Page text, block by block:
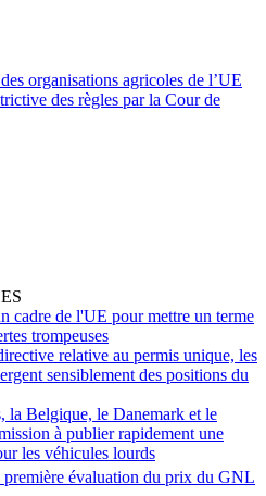
organisations agricoles de l’UE
des règles par la Cour de
cadre de l'UE pour mettre un terme
trompeuses
relative au permis unique, les
sensiblement des positions du
la Belgique, le Danemark et le
à publier rapidement une
les véhicules lourds
évaluation du prix du GNL